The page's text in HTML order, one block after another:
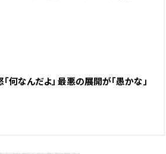
なんだよ」 最悪の展開が「愚かな」